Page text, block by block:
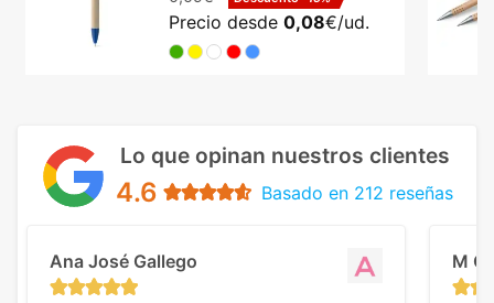
Precio desde 0,08€/ud.
Lo que opinan nuestros clientes
4.6 Basado en 212 reseñas
Ana José Gallego M C